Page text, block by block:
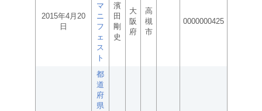
2015年4月20
日
マ
ニ
フ
ェ
ス
ト
濱
田
剛
史
大
阪
府
高
槻
市
0000000425
都
道
府
県